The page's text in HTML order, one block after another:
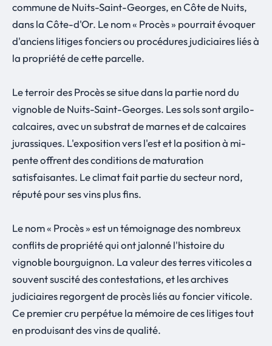
commune de Nuits-Saint-Georges, en Côte de Nuits,
dans la Côte-d'Or. Le nom « Procès » pourrait évoquer
d'anciens litiges fonciers ou procédures judiciaires liés à
la propriété de cette parcelle.
Le terroir des Procès se situe dans la partie nord du
vignoble de Nuits-Saint-Georges. Les sols sont argilo-
calcaires, avec un substrat de marnes et de calcaires
jurassiques. L'exposition vers l'est et la position à mi-
pente offrent des conditions de maturation
satisfaisantes. Le climat fait partie du secteur nord,
réputé pour ses vins plus fins.
Le nom « Procès » est un témoignage des nombreux
conflits de propriété qui ont jalonné l'histoire du
vignoble bourguignon. La valeur des terres viticoles a
souvent suscité des contestations, et les archives
judiciaires regorgent de procès liés au foncier viticole.
Ce premier cru perpétue la mémoire de ces litiges tout
en produisant des vins de qualité.